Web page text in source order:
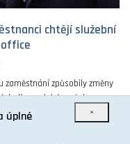
chtějí služební
zaměstnání způsobily změny
pochází z průzkumu
×
úplné